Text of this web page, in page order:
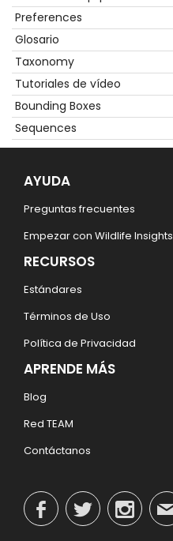
Preferences
Glosario
Taxonomy
Tutoriales de vídeo
Bounding Boxes
Sequences
AYUDA
Preguntas frecuentes
Empezar con Wildlife Insights
RECURSOS
Estándares
Términos de Uso
Política de Privacidad
APRENDE MÁS
Blog
Red TEAM
Contáctanos